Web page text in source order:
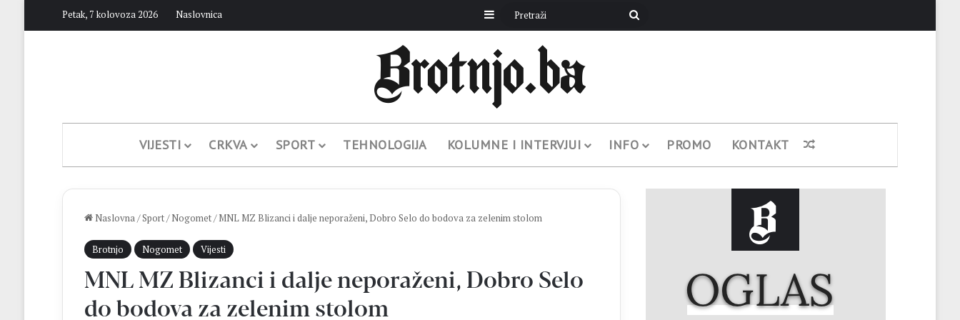
Petak, 7 kolovoza 2026 Naslovnica Sidebar Pretraži
VIJESTI CRKVA SPORT TEHNOLOGIJA KOLUMNE I INTERVJUI INFO PROMO KONTAKT Nasumični članak
Naslovna/Sport/ Nogomet/ MNL MZ Blizanci i dalje neporaženi, Dobro Selo do bodova za zelenim stolom
Brotnjo Nogomet Vijesti
MNL MZ Blizanci i dalje neporaženi, Dobro Selo
do bodova za zelenim stolom